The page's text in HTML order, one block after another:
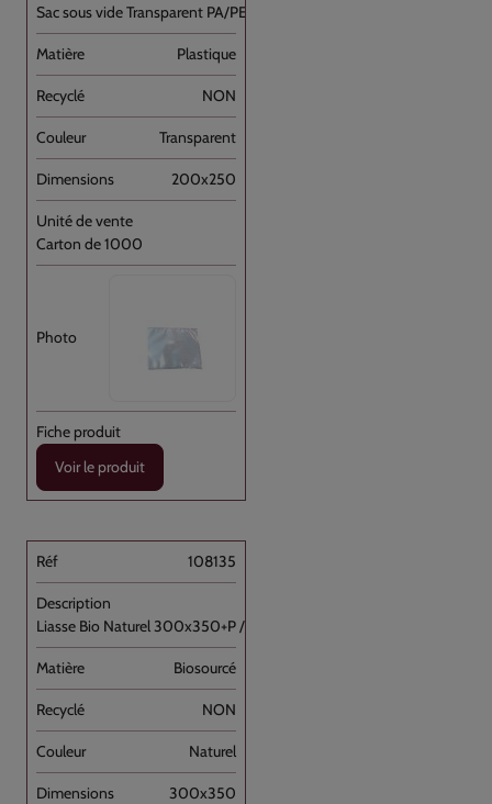
Sac sous vide Transparent PA/PE 20x25 //1000
Plastique
NON
Transparent
200x250
Carton de 1000
Voir le produit
108135
Liasse Bio Naturel 300x350+P //4000
Biosourcé
NON
Naturel
300x350